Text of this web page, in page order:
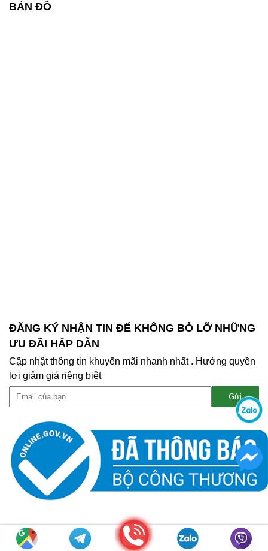
BẢN ĐỒ
ĐĂNG KÝ NHẬN TIN ĐỂ KHÔNG BỎ LỠ NHỮNG
ƯU ĐÃI HẤP DẪN
Cập nhật thông tin khuyến mãi nhanh nhất . Hưởng quyền
lợi giảm giá riệng biệt
Copyright © 2020 MỰC IN MẠNH TÀI. All right Reserved | WEB
Gọi điện